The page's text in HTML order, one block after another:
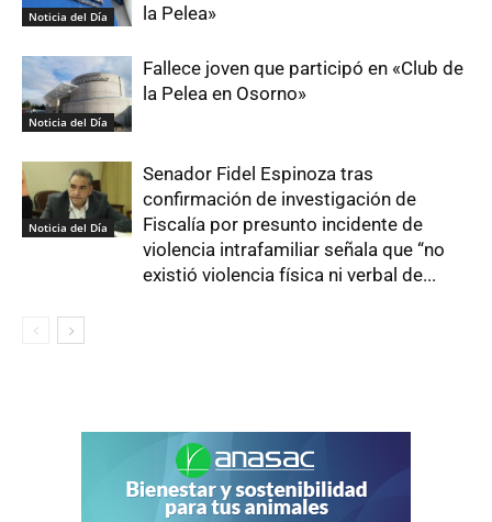
Noticia del Día
la Pelea»
Noticia del Día
Fallece joven que participó en «Club de
la Pelea en Osorno»
Noticia del Día
Senador Fidel Espinoza tras
confirmación de investigación de
Fiscalía por presunto incidente de
violencia intrafamiliar señala que “no
existió violencia física ni verbal de...